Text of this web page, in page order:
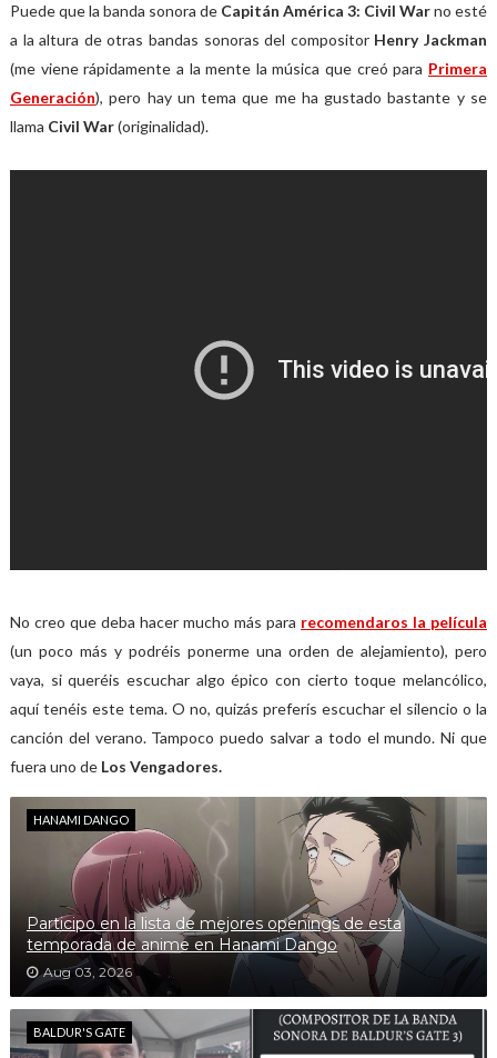
Puede que la banda sonora de Capitán América 3: Civil Warno esté
a la altura de otras bandas sonoras del compositor Henry Jackman
(me viene rápidamente a la mente la música que creó para Primera
Generación), pero hay un tema que me ha gustado bastante y se
llama Civil War(originalidad).
No creo que deba hacer mucho más para recomendaros la película
(un poco más y podréis ponerme una orden de alejamiento), pero
vaya, si queréis escuchar algo épico con cierto toque melancólico,
aquí tenéis este tema. O no, quizás preferís escuchar el silencio o la
canción del verano. Tampoco puedo salvar a todo el mundo. Ni que
fuera uno de Los Vengadores.
HANAMI DANGO
Participo en la lista de mejores openings de esta
temporada de anime en Hanami Dango
Aug 03, 2026
BALDUR'S GATE